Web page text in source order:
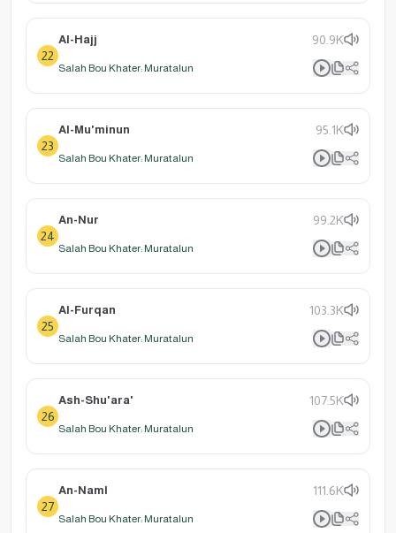
22
Al-Hajj 90.9K
Salah Bou Khater: Muratalun
23
Al-Mu'minun 95.1K
Salah Bou Khater: Muratalun
24
An-Nur 99.2K
Salah Bou Khater: Muratalun
25
Al-Furqan 103.3K
Salah Bou Khater: Muratalun
26
Ash-Shu'ara' 107.5K
Salah Bou Khater: Muratalun
27
An-Naml 111.6K
Salah Bou Khater: Muratalun